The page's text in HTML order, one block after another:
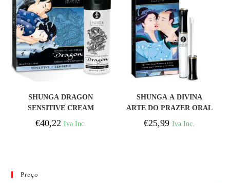
SHUNGA DRAGON
SENSITIVE CREAM
PARA CASAIS
€40,22 Iva Inc.
SHUNGA A DIVINA
ARTE DO PRAZER ORAL
ÁGUA DE COCO
€25,99 Iva Inc.
Preço